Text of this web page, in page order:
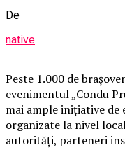
De
native
Peste 1.000 de
evenimentul „Condu
mai ample inițiative
organizate la nivel
autorități, parteneri